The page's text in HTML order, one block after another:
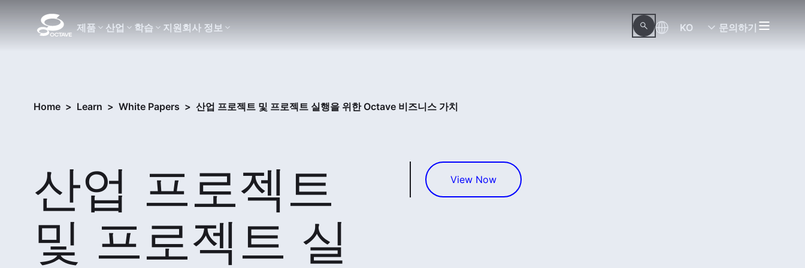
제품 산업 학습 지원 회사 정보 KO 문의하기
Home > Learn > White Papers > 산업 프로젝트 및 프로젝트 실행을 위한 Octave 비즈니스 가치
산업 프로젝트
및 프로젝트 실
View Now